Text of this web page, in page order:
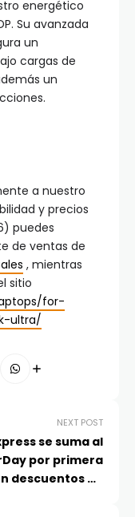
energético
Su avanzada
un
cargas de
un
a nuestro
y precios
puedes
de ventas de
, mientras
sitio
for-
ultra/
NEXT POST
se suma al
por primera
descuentos de